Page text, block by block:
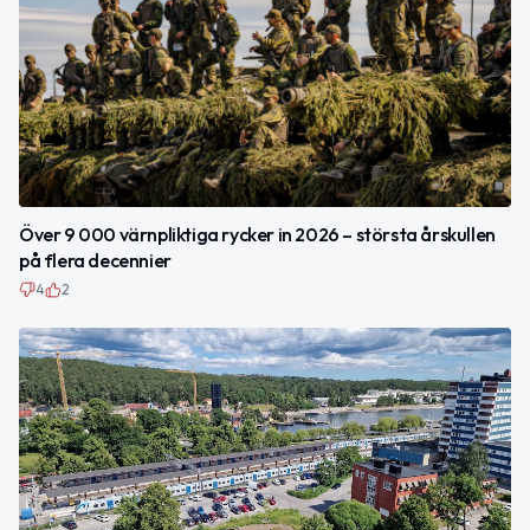
Över 9 000 värnpliktiga rycker in 2026 – största årskullen
på flera decennier
4 2